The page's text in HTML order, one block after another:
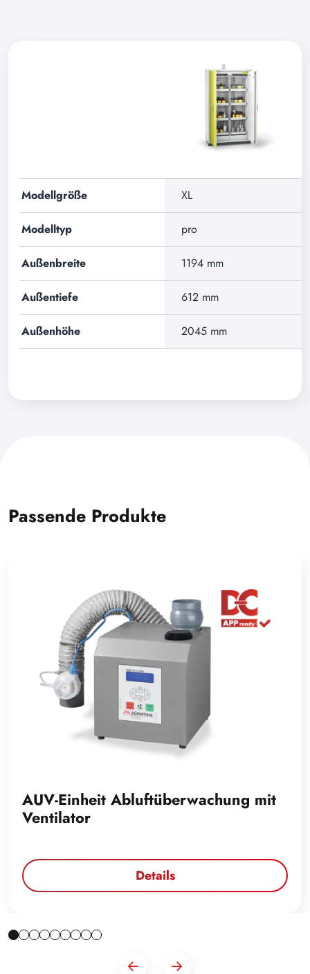
Modellgröße XL
Modelltyp pro
Außenbreite 1194 mm
Außentiefe 612 mm
Außenhöhe 2045 mm
Passende Produkte
AUV-Einheit Abluftüberwachung mit
Ventilator
Details